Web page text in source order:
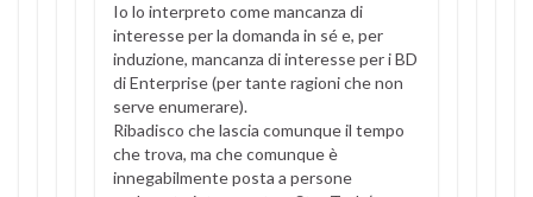
Io lo interpreto come mancanza di
interesse per la domanda in sé e, per
induzione, mancanza di interesse per i BD
di Enterprise (per tante ragioni che non
serve enumerare).
Ribadisco che lascia comunque il tempo
che trova, ma che comunque è
innegabilmente posta a persone